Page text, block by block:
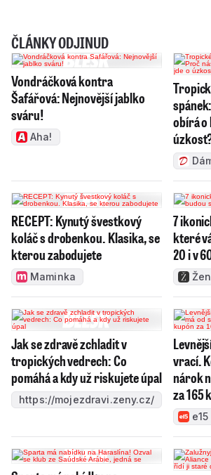
ČLÁNKY ODJINUD
Vondráčková kontra
Šafářová: Nejnovější jablko
sváru!
Aha!
obírá o
RECEPT: Kynutý švestkový
koláč s drobenkou. Klasika, se
kterou zabodujete
Maminka
7
které
20 i v
Jak se zdravě zchladit v
tropických vedrech: Co
pomáhá a kdy už riskujete úpal
https://mojezdravi.zeny.cz/
vrací.
nárok
za 165
e15